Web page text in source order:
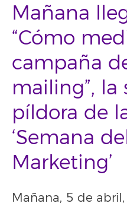
Mañana
“Cómo
campaña
mailing”, la
píldora de
‘Semana
Marketing’
Mañana, 5 de